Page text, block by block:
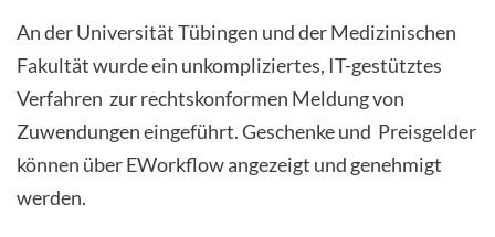
An der Universität Tübingen und der Medizinischen
Fakultät wurde ein unkompliziertes, IT-gestütztes
Verfahren zur rechtskonformen Meldung von
Zuwendungen eingeführt. Geschenke und Preisgelder
können über EWorkflow angezeigt und genehmigt
werden.